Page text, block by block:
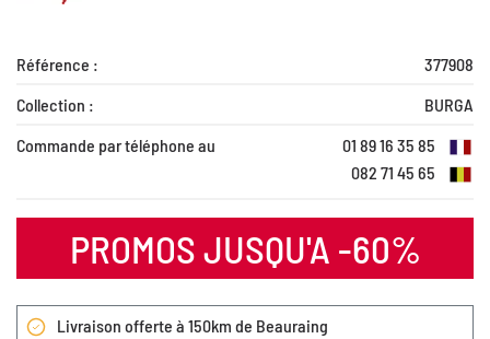
Référence :
377908
Collection :
BURGA
Commande par téléphone au
01 89 16 35 85
082 71 45 65
PROMOS JUSQU'A -60%
Livraison offerte à 150km de Beauraing